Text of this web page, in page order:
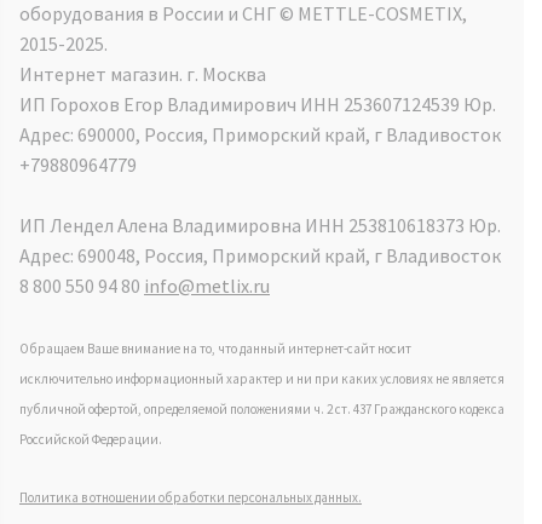
оборудования в России и СНГ ©️ METTLE-COSMETIX,
2015-2025.
Интернет магазин. г. Москва
ИП Горохов Егор Владимирович ИНН 253607124539 Юр.
Адрес: 690000, Россия, Приморский край, г Владивосток
+79880964779
ИП Лендел Алена Владимировна ИНН 253810618373 Юр.
Адрес: 690048, Россия, Приморский край, г Владивосток
8 800 550 94 80 info@metlix.ru
Обращаем Ваше внимание на то, что данный интернет-сайт носит
исключительно информационный характер и ни при каких условиях не является
публичной офертой, определяемой положениями ч. 2 ст. 437 Гражданского кодекса
Российской Федерации.
Политика в отношении обработки персональных данных.